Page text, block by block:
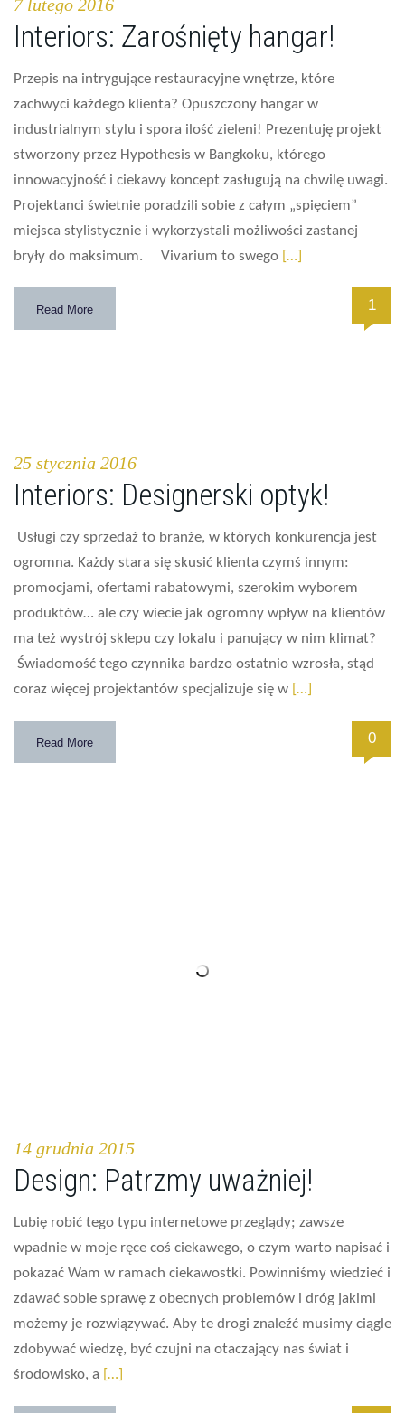
7 lutego 2016
Interiors: Zarośnięty hangar!
Przepis na intrygujące restauracyjne wnętrze, które
zachwyci każdego klienta? Opuszczony hangar w
industrialnym stylu i spora ilość zieleni! Prezentuję projekt
stworzony przez Hypothesis w Bangkoku, którego
innowacyjność i ciekawy koncept zasługują na chwilę uwagi.
Projektanci świetnie poradzili sobie z całym „spięciem”
miejsca stylistycznie i wykorzystali możliwości zastanej
bryły do maksimum. Vivarium to swego […]
Read More 1
25 stycznia 2016
Interiors: Designerski optyk!
Usługi czy sprzedaż to branże, w których konkurencja jest
ogromna. Każdy stara się skusić klienta czymś innym:
promocjami, ofertami rabatowymi, szerokim wyborem
produktów… ale czy wiecie jak ogromny wpływ na klientów
ma też wystrój sklepu czy lokalu i panujący w nim klimat?
Świadomość tego czynnika bardzo ostatnio wzrosła, stąd
coraz więcej projektantów specjalizuje się w […]
Read More 0
14 grudnia 2015
Design: Patrzmy uważniej!
Lubię robić tego typu internetowe przeglądy; zawsze
wpadnie w moje ręce coś ciekawego, o czym warto napisać i
pokazać Wam w ramach ciekawostki. Powinniśmy wiedzieć i
zdawać sobie sprawę z obecnych problemów i dróg jakimi
możemy je rozwiązywać. Aby te drogi znaleźć musimy ciągle
zdobywać wiedzę, być czujni na otaczający nas świat i
środowisko, a […]